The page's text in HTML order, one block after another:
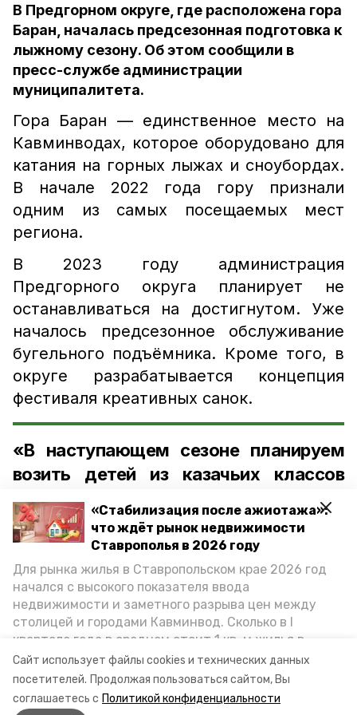
Сайт использует файлы cookies и технических данных
посетителей. Продолжая пользоваться сайтом, Вы
соглашаетесь с Политикой конфиденциальности
«Стабилизация после ажиотажа»:
что ждёт рынок недвижимости
Ставрополья в 2026 году
Для рынка жилья в Ставропольском крае 2026 год
начался с высокого показателя ввода
недвижимости и заметного разрыва цен между
столицей и городами Кавминвод. Сколько в I
квартале года в среднем стоит 1 кв. м жилья в
городах и округах региона, как изменился спрос на
первичку и вторичку, какова себестоимость
стройки собственного жилья в этом году и какие
прогнозы о стоимости квадратных метров дают
В Предгорном округе, где расположена гора
Баран, началась предсезонная подготовка к
лыжному сезону. Об этом сообщили в
пресс-службе администрации
муниципалитета.
Гора Баран — единственное место на
Кавминводах, которое оборудовано для
катания на горных лыжах и сноубордах.
В начале 2022 года гору признали
одним из самых посещаемых мест
региона.
В 2023 году администрация
Предгорного округа планирует не
останавливаться на достигнутом. Уже
началось предсезонное обслуживание
бугельного подъёмника. Кроме того, в
округе разрабатывается концепция
фестиваля креативных санок.
«В наступающем сезоне планируем
возить детей из казачьих классов
округа на гору Баран для обучения
катанию на горных лыжах.
Договорённость с инструкторами уже
есть»,
— добавил глава Предгорного округа
Николай Бондаренко.
гора баран лыжный сезон
предгорный округ